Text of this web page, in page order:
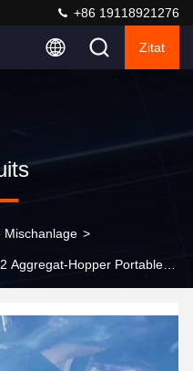
+86 19118921276
Zitat
Mischanlage >
Aggregat-Hopper Portable